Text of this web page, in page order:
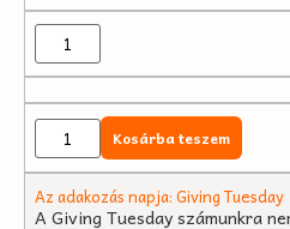
Kosárba teszem
Az adakozás napja: Giving Tuesday
A Giving Tuesday számunkra